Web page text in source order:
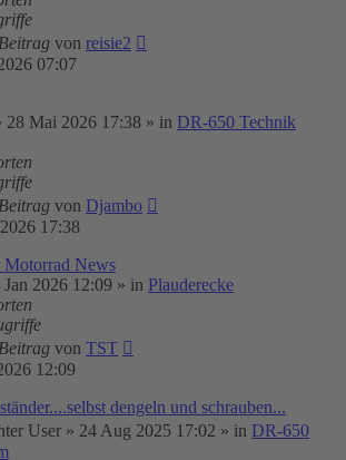
von reisie2
07:07
28 Mai 2026 17:38 » in DR-650 Technik
von Djambo
17:38
Motorrad News
Jan 2026 12:09 » in Plauderecke
von TST
12:09
dengeln und schrauben...
User » 24 Aug 2025 17:02 » in DR-650